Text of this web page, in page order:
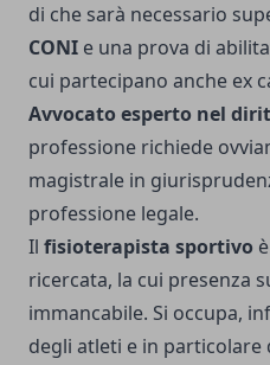
di che sarà necessario
CONI e una prova di
cui partecipano anche ex
Avvocato esperto nel
professione richiede
magistrale in
professione legale.
Il fisioterapista sportivo
ricercata, la cui presenza
immancabile. Si occupa,
degli atleti e in particolare